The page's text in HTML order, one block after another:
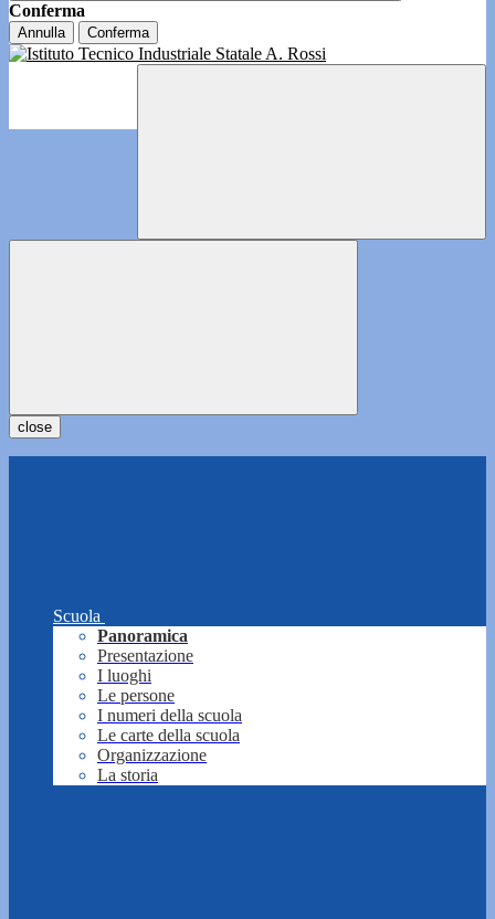
Conferma
Annulla Conferma
close
Scuola
Panoramica
Presentazione
I luoghi
Le persone
I numeri della scuola
Le carte della scuola
Organizzazione
La storia